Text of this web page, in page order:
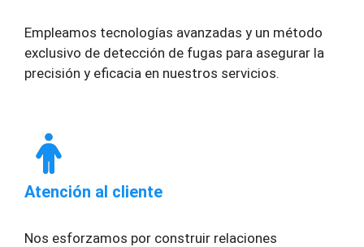
Empleamos tecnologías avanzadas y un método
exclusivo de detección de fugas para asegurar la
precisión y eficacia en nuestros servicios.
Atención al cliente
Nos esforzamos por construir relaciones